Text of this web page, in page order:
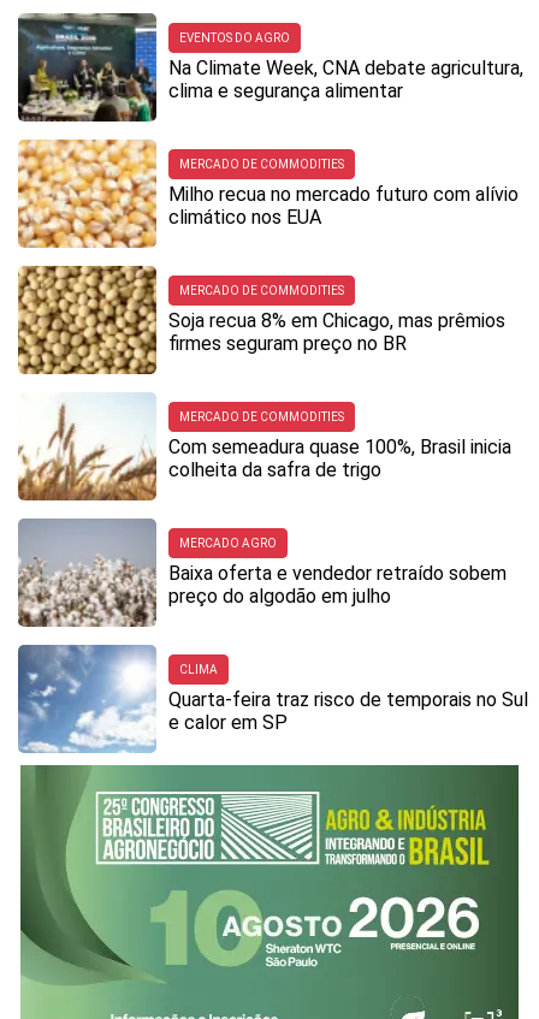
EVENTOS DO AGRO
Na Climate Week, CNA debate agricultura,
clima e segurança alimentar
MERCADO DE COMMODITIES
Milho recua no mercado futuro com alívio
climático nos EUA
MERCADO DE COMMODITIES
Soja recua 8% em Chicago, mas prêmios
firmes seguram preço no BR
MERCADO DE COMMODITIES
Com semeadura quase 100%, Brasil inicia
colheita da safra de trigo
MERCADO AGRO
Baixa oferta e vendedor retraído sobem
preço do algodão em julho
CLIMA
Quarta-feira traz risco de temporais no Sul
e calor em SP